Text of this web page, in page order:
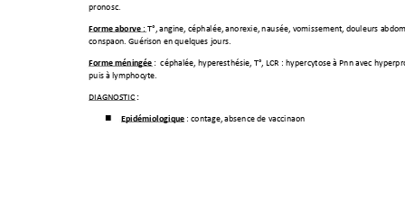
pronostic.
Forme abortive : T°, angine, céphalée, anorexie, nausée, vomissement, douleurs
constipation. Guérison en quelques jours.
Forme méningée : céphalée, hyperesthésie, T°, LCR : hypercytose à Pnn avec
puis à lymphocyte.
DIAGNOSTIC :
Epidémiologique : contage, absence de vaccination